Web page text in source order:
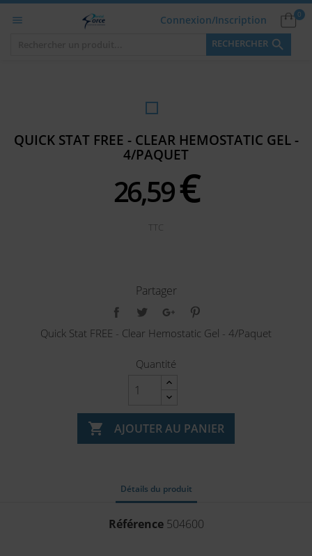
 0
Connexion/Inscription
RECHERCHER 
QUICK STAT FREE - CLEAR HEMOSTATIC GEL -
4/PAQUET
26,59€
TTC
Partager
Quick Stat FREE - Clear Hemostatic Gel - 4/Paquet
Quantité
 AJOUTER AU PANIER
Détails du produit
Référence 504600